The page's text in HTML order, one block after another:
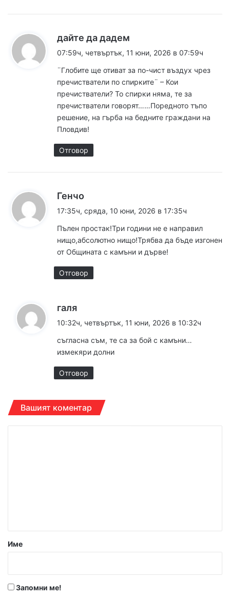
дайте да дадем
а
а
:
07:59ч, четвъртък, 11 юни, 2026 в 07:59ч
¨Глобите ще отиват за по-чист въздух чрез
пречистватели по спирките¨ – Кои
пречистватели? То спирки няма, те за
пречистватели говорят……Поредното тъпо
решение, на гърба на бедните граждани на
Пловдив!
Отговор
Генчо
а
:
17:35ч, сряда, 10 юни, 2026 в 17:35ч
Пълен простак!Три години не е направил
нищо,абсолютно нищо!Трябва да бъде изгонен
от Общината с камъни и дърве!
Отговор
галя
а
:
10:32ч, четвъртък, 11 юни, 2026 в 10:32ч
съгласна съм, те са за бой с камъни…
измекяри долни
Отговор
Вашият коментар
р
Име
Запомни ме!